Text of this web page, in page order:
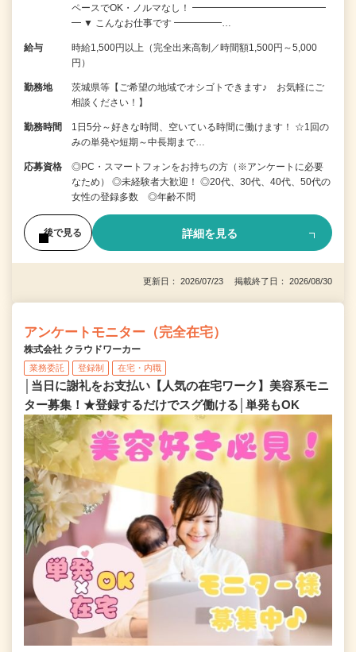
ペースでOK・ノルマなし！ ━━━━━━━━━━━━━━
━ ▼ こんなお仕事です ━━━━━…
給与
時給1,500円以上（完全出来高制／時間額1,500円～5,000
円）
勤務地
茨城県等【ご希望の地域でオシゴトできます♪ お気軽にご
相談ください！】
勤務時間
1日5分～好きな時間、空いている時間に働けます！ ☆1回の
みの単発や短期～中長期まで…
応募資格
◎PC・スマートフォンをお持ちの方（※アンケートに必要
なため） ◎未経験者大歓迎！ ◎20代、30代、40代、50代の
女性の登録多数 ◎年齢不問
後で見る 詳細を見る
更新日： 2026/07/23 掲載終了日： 2026/08/30
アンケートモニター（完全在宅）
株式会社 クラウドワーカー
業務委託 登録制 在宅・内職
│当日に謝礼をお支払い【人気の在宅ワーク】美容系モニ
ター募集！★登録するだけでスグ働ける│単発もOK